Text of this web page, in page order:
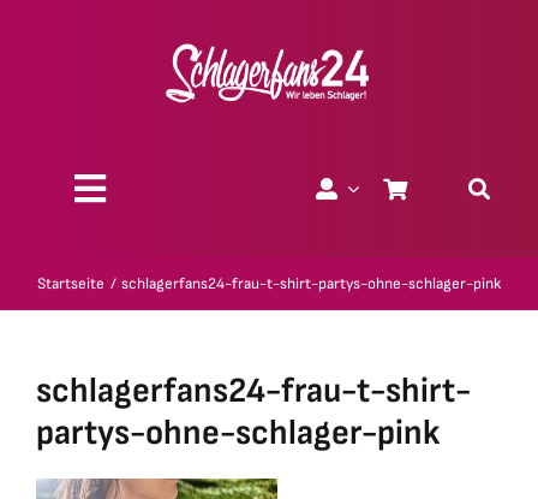
Toggle
Geschenk-Gutscheine
Startseite schlagerfans24-frau-t-shirt-partys-ohne-schlager-pink
schlagerfans24-frau-t-shirt-
partys-ohne-schlager-pink